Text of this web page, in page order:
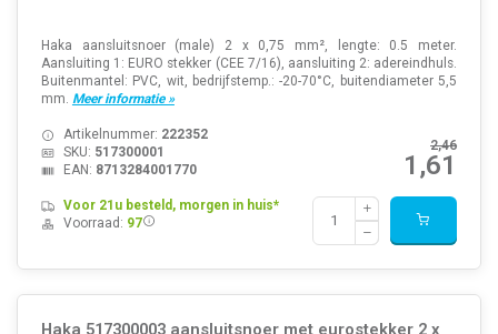
Haka aansluitsnoer (male) 2 x 0,75 mm², lengte: 0.5 meter.
Aansluiting 1: EURO stekker (CEE 7/16), aansluiting 2: adereindhuls.
Buitenmantel: PVC, wit, bedrijfstemp.: -20-70°C, buitendiameter 5,5
mm. Meer informatie »
2,46
1,61
Artikelnummer: 222352
SKU: 517300001
EAN: 8713284001770
Voor 21u besteld, morgen in huis*
Voorraad: 97
Haka 517300003 aansluitsnoer met eurostekker 2 x